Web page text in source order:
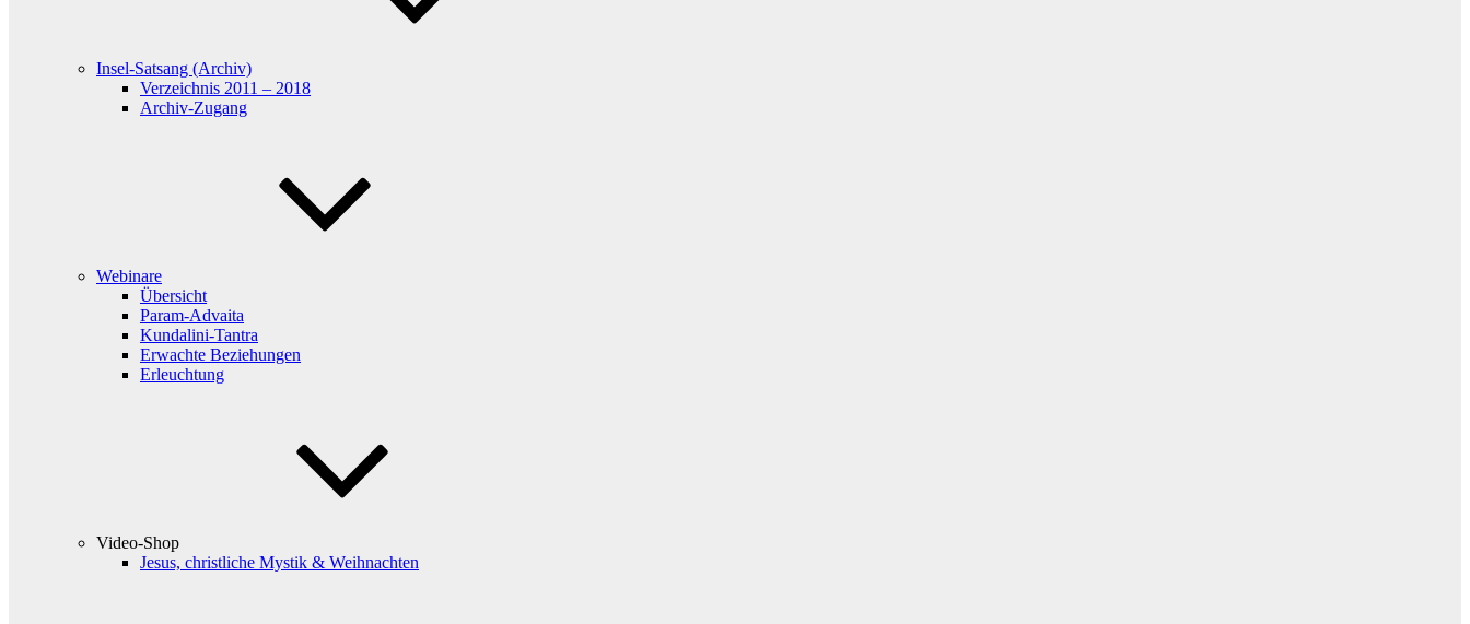
Insel-Satsang (Archiv)
Verzeichnis 2011 – 2018
Archiv-Zugang
Webinare
Übersicht
Param-Advaita
Kundalini-Tantra
Erwachte Beziehungen
Erleuchtung
Video-Shop
Jesus, christliche Mystik & Weihnachten